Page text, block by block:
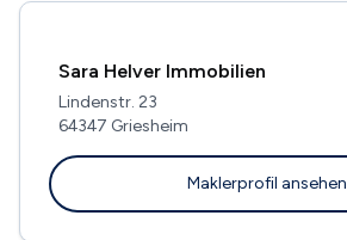
Sara Helver Immobilien
Lindenstr. 23
64347 Griesheim
Maklerprofil ansehen